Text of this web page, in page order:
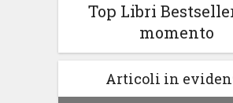
Top Libri
momento
Articoli in